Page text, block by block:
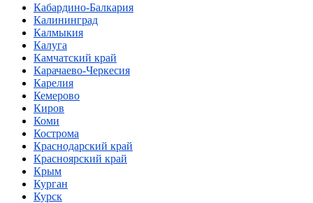
Кабардино-Балкария
Калининград
Калмыкия
Калуга
Камчатский край
Карачаево-Черкесия
Карелия
Кемерово
Киров
Коми
Кострома
Краснодарский край
Красноярский край
Крым
Курган
Курск